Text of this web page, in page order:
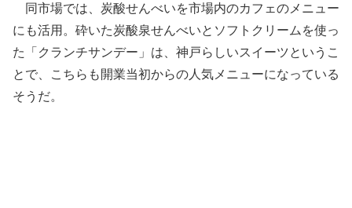
同市場では、炭酸せんべいを市場内のカフェのメニュー
にも活用。砕いた炭酸泉せんべいとソフトクリームを使っ
た「クランチサンデー」は、神戸らしいスイーツというこ
とで、こちらも開業当初からの人気メニューになっている
そうだ。